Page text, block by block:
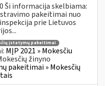
Ši informacija skelbiama:
pakeitimai nuo
prie Lietuvos
įstatymų pakeitimai
MĮP 2021 » Mokesčiu
žinyno
pakeitimai » Mokesčių